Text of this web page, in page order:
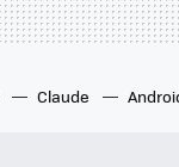
Claude